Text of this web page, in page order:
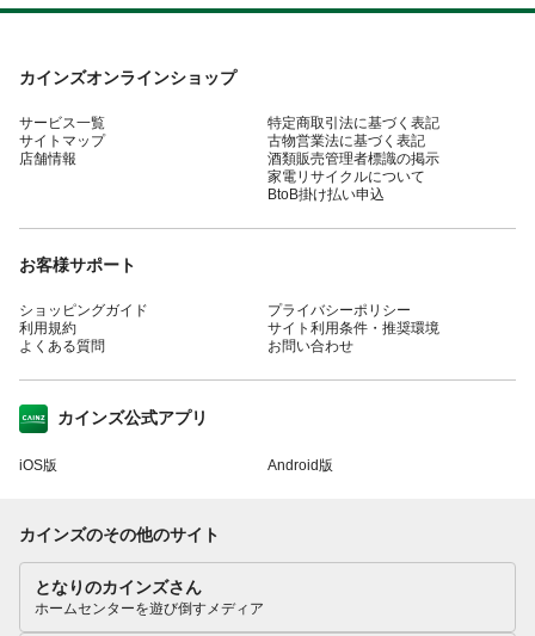
カインズオンラインショップ
サービス一覧
サイトマップ
店舗情報
特定商取引法に基づく表記
古物営業法に基づく表記
酒類販売管理者標識の掲示
家電リサイクルについて
BtoB掛け払い申込
お客様サポート
ショッピングガイド
利用規約
よくある質問
プライバシーポリシー
サイト利用条件・推奨環境
お問い合わせ
カインズ公式アプリ
iOS版 Android版
カインズのその他のサイト
となりのカインズさん
ホームセンターを遊び倒すメディア